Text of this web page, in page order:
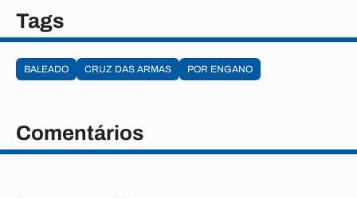
Tags
BALEADO CRUZ DAS ARMAS POR ENGANO
Comentários